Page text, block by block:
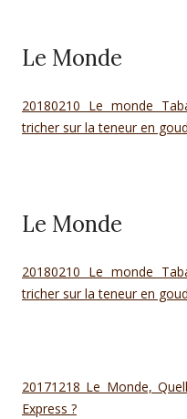
Le Monde
20180210 Le monde
tricher sur la teneur en
Le Monde
20180210 Le monde
tricher sur la teneur en
20171218 Le Monde,
Express ?